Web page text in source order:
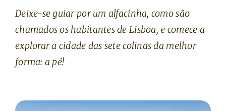
Deixe-se guiar por um alfacinha, como são
chamados os habitantes de Lisboa, e comece a
explorar a cidade das sete colinas da melhor
forma: a pé!